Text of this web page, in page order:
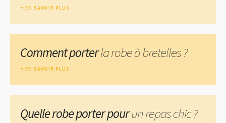
EN SAVOIR PLUS
Comment porterla robe à bretelles ?
EN SAVOIR PLUS
Quelle robe porter pourun repas chic ?